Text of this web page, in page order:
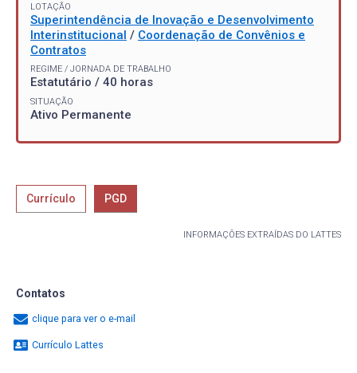
LOTAÇÃO
Superintendência de Inovação e Desenvolvimento
Interinstitucional / Coordenação de Convênios e
Contratos
REGIME / JORNADA DE TRABALHO
Estatutário / 40 horas
SITUAÇÃO
Ativo Permanente
Currículo PGD
INFORMAÇÕES EXTRAÍDAS DO LATTES
Contatos
clique para ver o e-mail
Currículo Lattes